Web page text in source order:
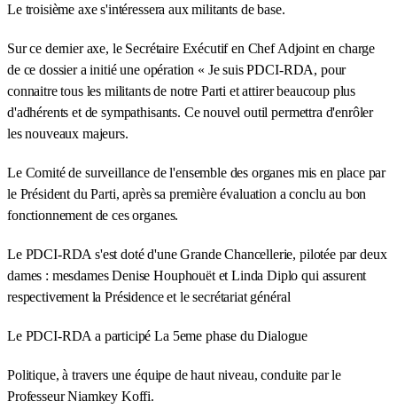
Le troisième axe s'intéressera aux militants de base.
Sur ce dernier axe, le Secrétaire Exécutif en Chef Adjoint en charge
de ce dossier a initié une opération « Je suis PDCI-RDA, pour
connaitre tous les militants de notre Parti et attirer beaucoup plus
d'adhérents et de sympathisants. Ce nouvel outil permettra d'enrôler
les nouveaux majeurs.
Le Comité de surveillance de l'ensemble des organes mis en place par
le Président du Parti, après sa première évaluation a conclu au bon
fonctionnement de ces organes.
Le PDCI-RDA s'est doté d'une Grande Chancellerie, pilotée par deux
dames : mesdames Denise Houphouët et Linda Diplo qui assurent
respectivement la Présidence et le secrétariat général
Le PDCI-RDA a participé La 5eme phase du Dialogue
Politique, à travers une équipe de haut niveau, conduite par le
Professeur Niamkey Koffi.